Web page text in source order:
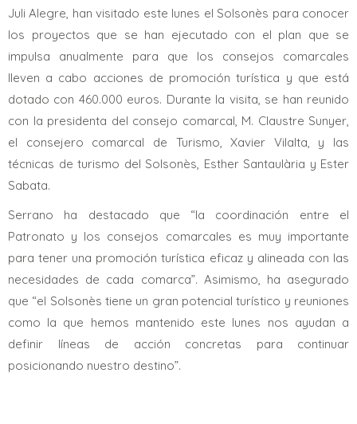
Juli Alegre, han visitado este lunes el Solsonès para conocer
los proyectos que se han ejecutado con el plan que se
impulsa anualmente para que los consejos comarcales
lleven a cabo acciones de promoción turística y que está
dotado con 460.000 euros. Durante la visita, se han reunido
con la presidenta del consejo comarcal, M. Claustre Sunyer,
el consejero comarcal de Turismo, Xavier Vilalta, y las
técnicas de turismo del Solsonès, Esther Santaulària y Ester
Sabata.
Serrano ha destacado que “la coordinación entre el
Patronato y los consejos comarcales es muy importante
para tener una promoción turística eficaz y alineada con las
necesidades de cada comarca”. Asimismo, ha asegurado
que “el Solsonès tiene un gran potencial turístico y reuniones
como la que hemos mantenido este lunes nos ayudan a
definir líneas de acción concretas para continuar
posicionando nuestro destino”.